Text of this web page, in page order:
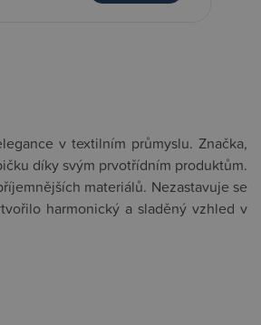
v textilním průmyslu. Značka,
díky svým prvotřídním produktům.
materiálů. Nezastavuje se
harmonický a sladěný vzhled v